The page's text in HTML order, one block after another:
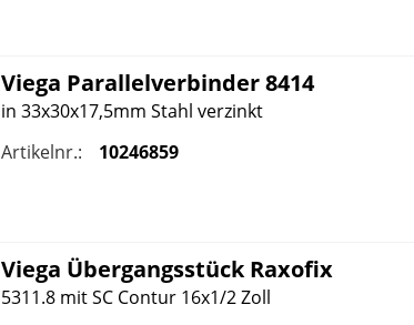
Viega Parallelverbinder 8414
in 33x30x17,5mm Stahl verzinkt
Artikelnr.:
10246859
Viega Übergangsstück Raxofix
5311.8 mit SC Contur 16x1/2 Zoll